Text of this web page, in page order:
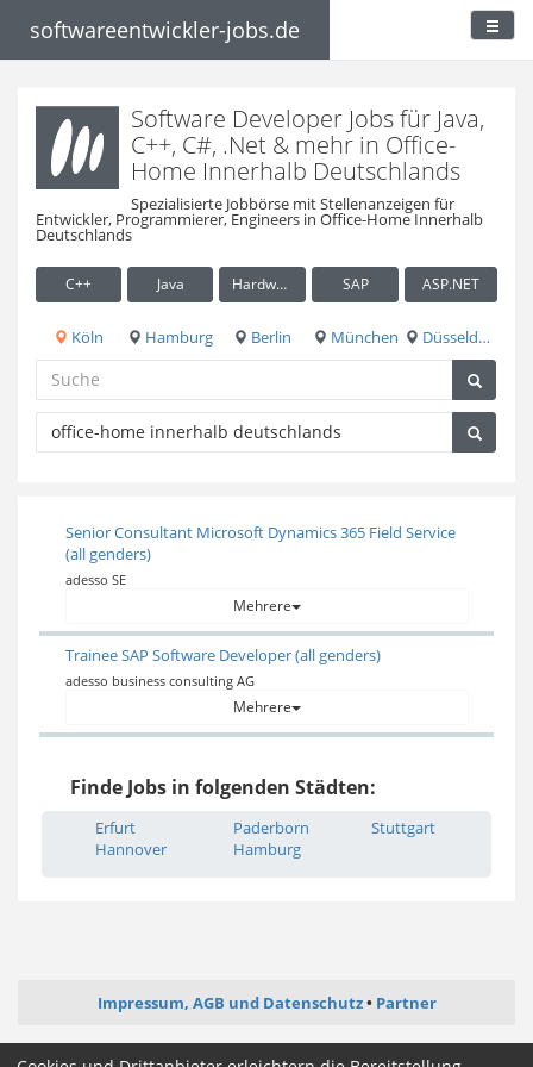
softwareentwickler-jobs.de
Software Developer Jobs für Java,
C++, C#, .Net & mehr in Office-
Home Innerhalb Deutschlands
Spezialisierte Jobbörse mit Stellenanzeigen für
Entwickler, Programmierer, Engineers in Office-Home Innerhalb
Deutschlands
C++ Java Hardware / Embedded SAP ASP.NET
Köln Hamburg Berlin München Düsseldorf
Senior Consultant Microsoft Dynamics 365 Field Service
(all genders)
adesso SE
Mehrere
Trainee SAP Software Developer (all genders)
adesso business consulting AG
Mehrere
Finde Jobs in folgenden Städten:
Erfurt
Hannover
Paderborn
Hamburg
Stuttgart
Impressum, AGB und Datenschutz Partner
ictjob.de administrator-jobs.de webentwickler-jobs.de